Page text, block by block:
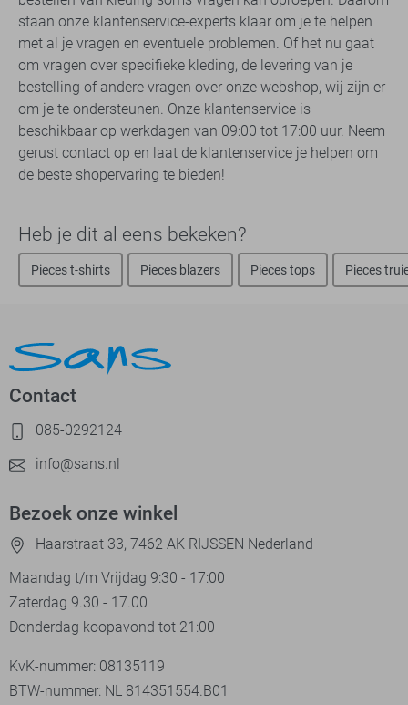
staan onze klantenservice-experts klaar om je te helpen
met al je vragen en eventuele problemen. Of het nu gaat
om vragen over specifieke kleding, de levering van je
bestelling of andere vragen over onze webshop, wij zijn er
om je te ondersteunen. Onze klantenservice is
beschikbaar op werkdagen van 09:00 tot 17:00 uur. Neem
gerust contact op en laat de klantenservice je helpen om
de beste shopervaring te bieden!
Heb je dit al eens bekeken?
Pieces t-shirts Pieces blazers Pieces tops Pieces
Contact
085-0292124
info@sans.nl
Bezoek onze winkel
Haarstraat 33, 7462 AK RIJSSEN Nederland
Maandag t/m Vrijdag 9:30 - 17:00
Zaterdag 9.30 - 17.00
Donderdag koopavond tot 21:00
KvK-nummer: 08135119
BTW-nummer: NL 814351554.B01